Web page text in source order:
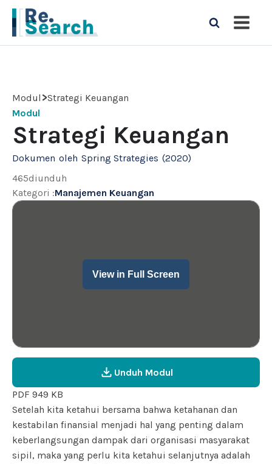
Modul>Strategi Keuangan
Modul
Strategi Keuangan
Dokumen oleh Spring Strategies (2020)
465diunduh
Kategori :Manajemen Keuangan
View in Full Screen
Unduh Modul
PDF 949 KB
Setelah kita ketahui bersama bahwa ketahanan dan
kestabilan finansial menjadi hal yang penting dalam
keberlangsungan dampak dari organisasi masyarakat
sipil, maka yang perlu kita ketahui selanjutnya adalah